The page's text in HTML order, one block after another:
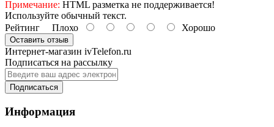
Примечание: HTML разметка не поддерживается!
Используйте обычный текст.
Рейтинг Плохо Хорошо
Оставить отзыв
Интернет-магазин ivTelefon.ru
Подписаться на рассылку
Подписаться
Информация